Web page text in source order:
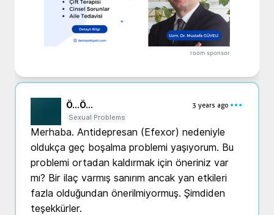
room sponsor
Ö...Ö...
3 years ago
Sexual Problems
Merhaba. Antidepresan (Efexor) nedeniyle
oldukça geç boşalma problemi yaşıyorum. Bu
problemi ortadan kaldırmak için öneriniz var
mı? Bir ilaç varmış sanırım ancak yan etkileri
fazla olduğundan önerilmiyormuş. Şimdiden
teşekkürler.